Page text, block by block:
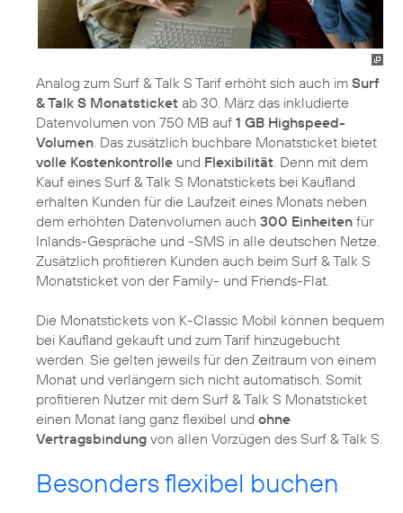
Analog zum Surf & Talk S Tarif erhöht sich auch im Surf
& Talk S Monatsticket ab 30. März das inkludierte
Datenvolumen von 750 MB auf 1 GB Highspeed-
Volumen. Das zusätzlich buchbare Monatsticket bietet
volle Kostenkontrolle und Flexibilität. Denn mit dem
Kauf eines Surf & Talk S Monatstickets bei Kaufland
erhalten Kunden für die Laufzeit eines Monats neben
dem erhöhten Datenvolumen auch 300 Einheiten für
Inlands-Gespräche und -SMS in alle deutschen Netze.
Zusätzlich profitieren Kunden auch beim Surf & Talk S
Monatsticket von der Family- und Friends-Flat.
Die Monatstickets von K-Classic Mobil können bequem
bei Kaufland gekauft und zum Tarif hinzugebucht
werden. Sie gelten jeweils für den Zeitraum von einem
Monat und verlängern sich nicht automatisch. Somit
profitieren Nutzer mit dem Surf & Talk S Monatsticket
einen Monat lang ganz flexibel und ohne
Vertragsbindung von allen Vorzügen des Surf & Talk S.
Besonders flexibel buchen